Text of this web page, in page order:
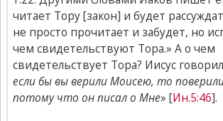
читает Тору [закон] и будет
не просто прочитает и забудет, но
чем свидетельствуют Тора.» А о чем
свидетельствует Тора? Иисус
если бы вы верили Моисею, то
потому что он писал о Мне» [Ин.5:46].